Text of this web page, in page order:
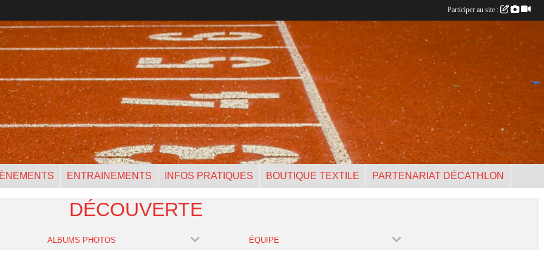
ENTRAINEMENTS INFOS PRATIQUES BOUTIQUE TEXTILE PARTENARIAT DÉCATHLON
DÉCOUVERTE
ALBUMS PHOTOS ÉQUIPE
Participer au site :